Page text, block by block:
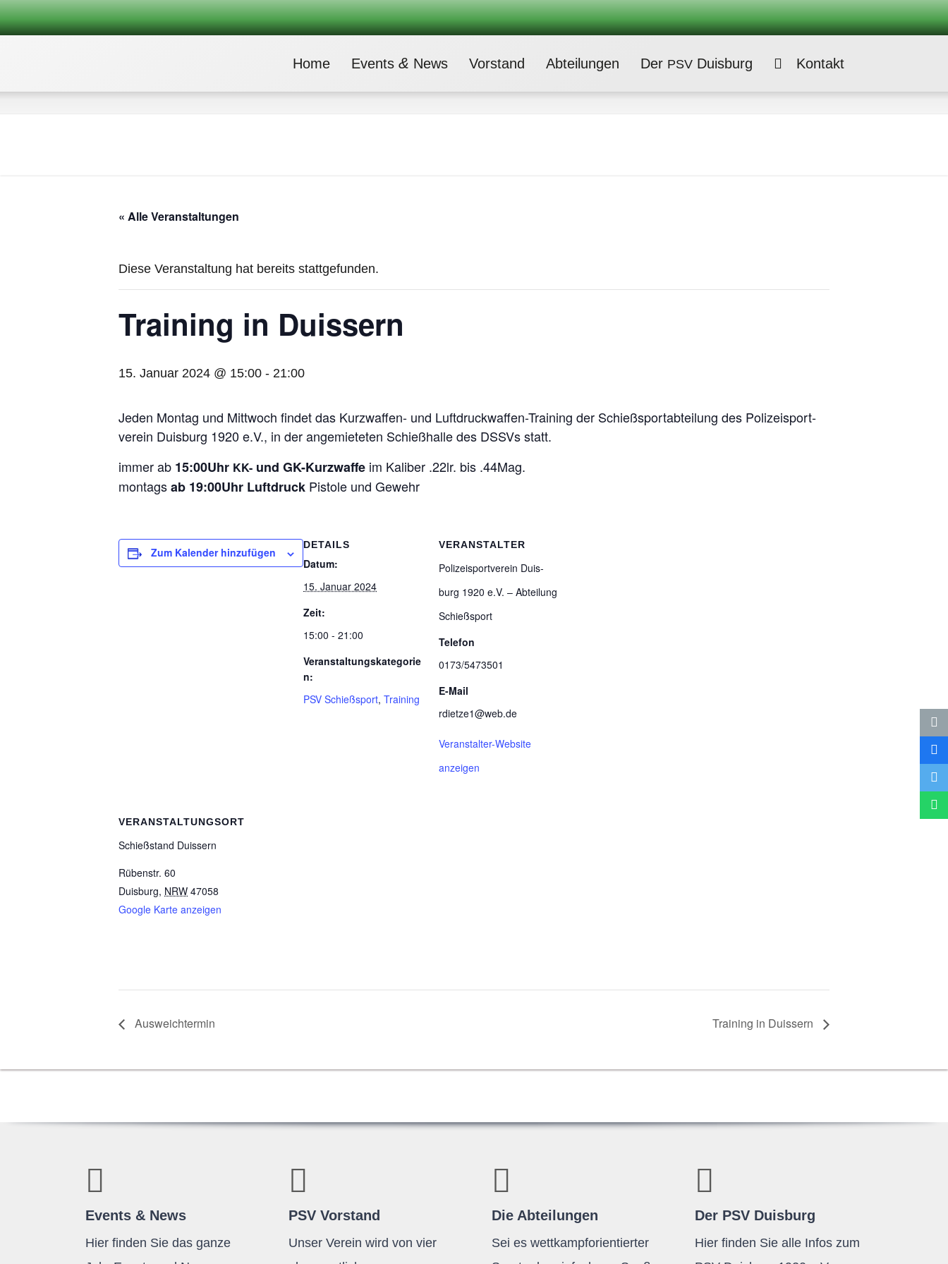
Home Events & News Vor­stand Abtei­lun­gen Der PSVDuisburg Kontakt
« Alle Veranstaltungen
Diese Veranstaltung hat bereits stattgefunden.
Trai­ning in Duissern
15. Januar 2024 @ 15:00 - 21:00
Jeden Mon­tag und Mitt­woch fin­det das Kurz­waf­fen- und Luft­druck­waf­fen-Trai­ning der Schieß­sport­ab­tei­lung des Poli­zei­sport­
ver­ein Duis­burg 1920 e.V., in der ange­mie­te­ten Schieß­halle des DSSVs statt.
immer ab 15:00Uhr KK- und GK-Kurz­waffe im Kali­ber .22lr. bis .44Mag.
mon­tagsab 19:00Uhr Luft­druck Pis­tole und Gewehr
Zum Kalender hinzufügen
DETAILS
Datum:
15. Januar 2024
Zeit:
15:00 - 21:00
Veranstaltungskategorie
n:
PSV Schießsport, Training
VERANSTALTER
Poli­zei­sport­ver­ein Duis­
burg 1920 e.V. – Abtei­lung
Schießsport
Telefon
0173/5473501
E-Mail
rdietze1@web.de
Veranstalter-Website
anzeigen
VERANSTALTUNGSORT
Schieß­stand Duissern
Rübenstr. 60
Duisburg, NRW 47058
Google Karte anzeigen
Aus­weich­ter­min Trai­ning in Duissern
Events & News
Hier finden Sie das ganze
PSV Vorstand
Unser Verein wird von vier
Die Abteilungen
Sei es wettkampforientierter
Der PSV Duisburg
Hier finden Sie alle Infos zum